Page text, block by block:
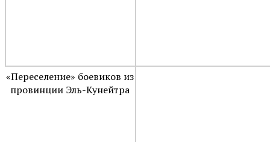
«Переселение» боевиков из
провинции Эль-Кунейтра